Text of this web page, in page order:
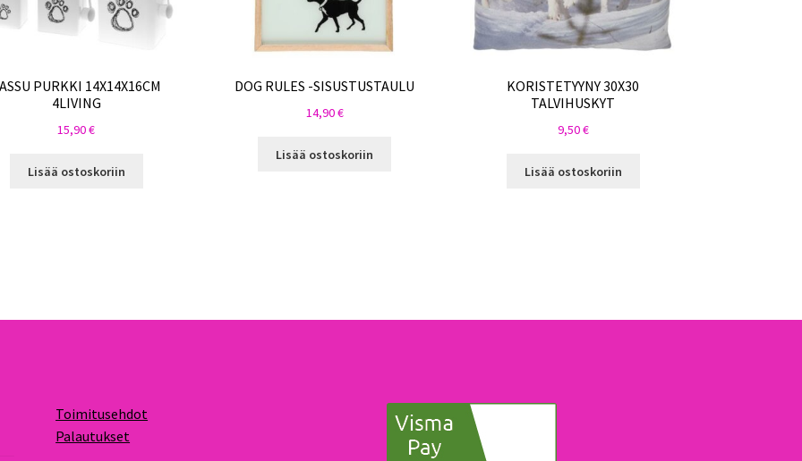
PURKKI 14X14X16CM
4LIVING
15,90€
Lisää ostoskoriin
DOG RULES -SISUSTUSTAULU
14,90€
Lisää ostoskoriin
KORISTETYYNY 30X30
TALVIHUSKYT
9,50€
Lisää ostoskoriin
Toimitusehdot
Palautukset